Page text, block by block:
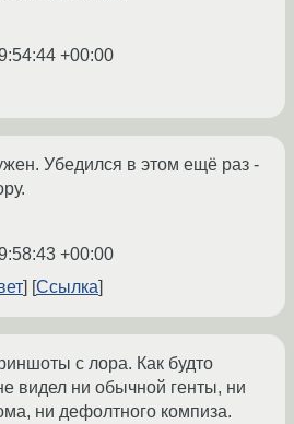
+00:00
Убедился в этом ещё раз -
+00:00
Ссылка
с лора. Как будто
видел ни обычной генты, ни
ни дефолтного компиза.